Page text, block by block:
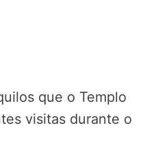
que o Templo
visitas durante o